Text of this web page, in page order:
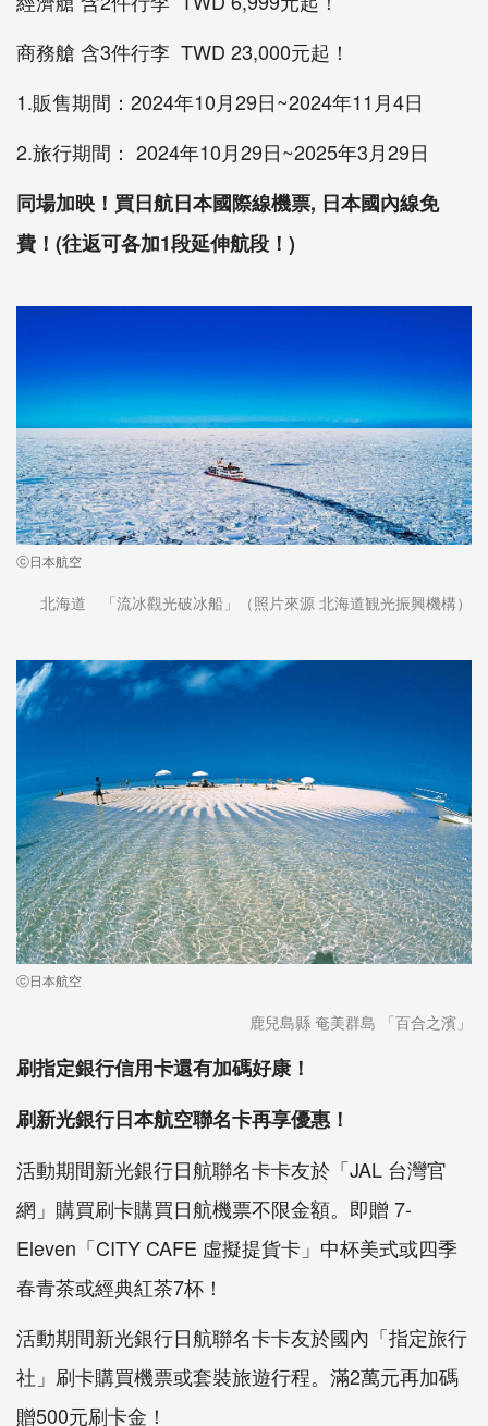
商務艙 含3件行李 TWD 23,000元起！
1.販售期間：2024年10月29日~2024年11月4日
2.旅行期間： 2024年10月29日~2025年3月29日
同場加映！買日航日本國際線機票, 日本國內線免
費！(往返可各加1段延伸航段！)
ⓒ日本航空
北海道 「流冰觀光破冰船」（照片來源 北海道観光振興機構）
ⓒ日本航空
鹿兒島縣 奄美群島 「百合之濱」
刷指定銀行信用卡還有加碼好康！
刷新光銀行日本航空聯名卡再享優惠！
活動期間新光銀行日航聯名卡卡友於「JAL 台灣官
網」購買刷卡購買日航機票不限金額。即贈 7-
Eleven「CITY CAFE 虛擬提貨卡」中杯美式或四季
春青茶或經典紅茶7杯！
活動期間新光銀行日航聯名卡卡友於國內「指定旅行
社」刷卡購買機票或套裝旅遊行程。滿2萬元再加碼
贈500元刷卡金！